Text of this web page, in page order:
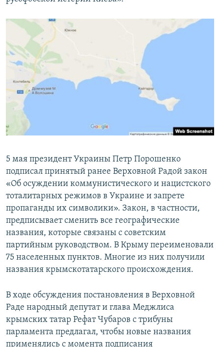
5 мая президент Украины Петр Порошенко
подписал принятый ранее Верховной Радой закон
«Об осуждении коммунистического и нацистского
тоталитарных режимов в Украине и запрете
пропаганды их символики». Закон, в частности,
предписывает сменить все географические
названия, которые связаны с советским
партийным руководством. В Крыму переименовали
75 населенных пунктов. Многие из них получили
названия крымскотатарского происхождения.
В ходе обсуждения постановления в Верховной
Раде народный депутат и глава Меджлиса
крымских татар Рефат Чубаров с трибуны
парламента предлагал, чтобы новые названия
применялись с момента подписания